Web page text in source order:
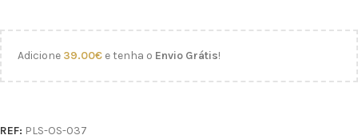
Adicione 39.00€ e tenha o Envio Grátis!
REF: PLS-OS-037